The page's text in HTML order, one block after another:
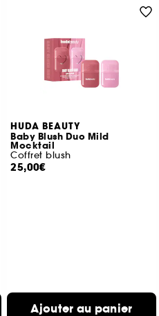
HUDA BEAUTY
Baby Blush Duo Mild
Mocktail
Coffret blush
25,00€
Ajouter au panier